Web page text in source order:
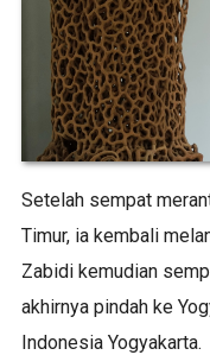
Setelah sempat
Timur, ia kembali
Zabidi kemudian
akhirnya pindah ke
Indonesia Yogyakarta.